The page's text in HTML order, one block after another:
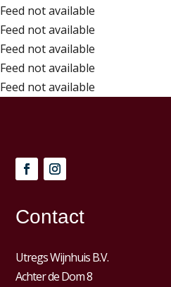
Feed not available
Feed not available
Feed not available
Feed not available
Feed not available
Contact
Utregs Wijnhuis B.V.
Achter de Dom 8